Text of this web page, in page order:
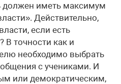
должен иметь максимум
Действительно,
если есть
В точности как и
необходимо выбрать
с учениками. И
или демократическим,